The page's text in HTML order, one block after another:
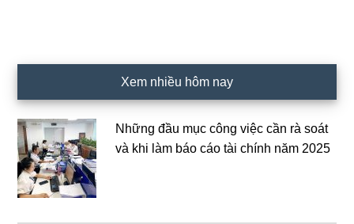
Xem nhiều hôm nay
Những đầu mục công việc cần rà soát
và khi làm báo cáo tài chính năm 2025